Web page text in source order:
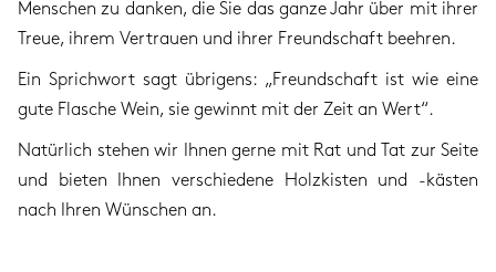
Menschen zu danken, die Sie das ganze Jahr über mit ihrer
Treue, ihrem Vertrauen und ihrer Freundschaft beehren.
Ein Sprichwort sagt übrigens: „Freundschaft ist wie eine
gute Flasche Wein, sie gewinnt mit der Zeit an Wert“.
Natürlich stehen wir Ihnen gerne mit Rat und Tat zur Seite
und bieten Ihnen verschiedene Holzkisten und -kästen
nach Ihren Wünschen an.